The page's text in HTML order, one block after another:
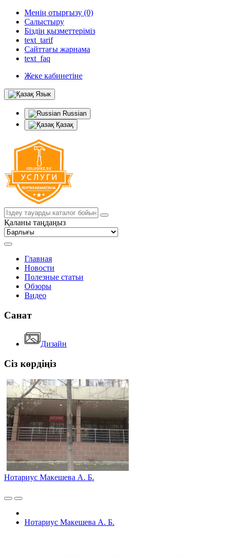
Менің отырғызу (0)
Салыстыру
Біздің қызметтеріміз
text_tarif
Сайттағы жарнама
text_faq
Жеке кабинетіне
Язык
Russian
Қазақ
Қаланы таңдаңыз
Главная
Новости
Полезные статьи
Обзоры
Видео
Санат
Дизайн
Сіз көрдіңіз
Нотариус Макешева А. Б.
Нотариус Макешева А. Б.